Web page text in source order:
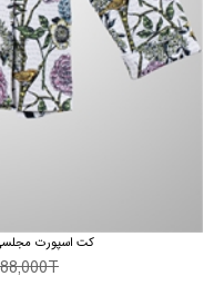
کت اسپورت مجلسی